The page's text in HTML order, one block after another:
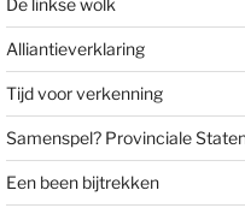
De linkse wolk
Alliantieverklaring
Tijd voor verkenning
Samenspel? Provinciale
Een been bijtrekken